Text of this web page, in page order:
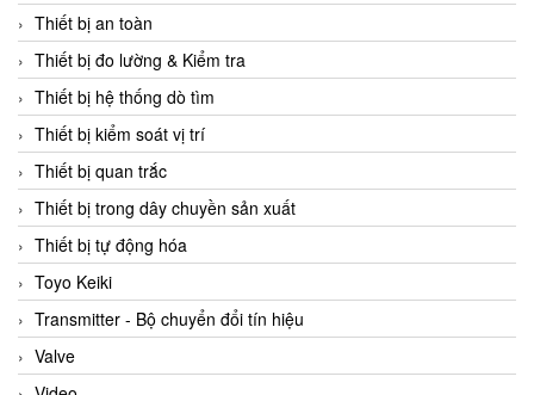
Thiết bị an toàn
Thiết bị đo lường & Kiểm tra
Thiết bị hệ thống dò tìm
Thiết bị kiểm soát vị trí
Thiết bị quan trắc
Thiết bị trong dây chuyền sản xuất
Thiết bị tự động hóa
Toyo Keiki
Transmitter - Bộ chuyển đổi tín hiệu
Valve